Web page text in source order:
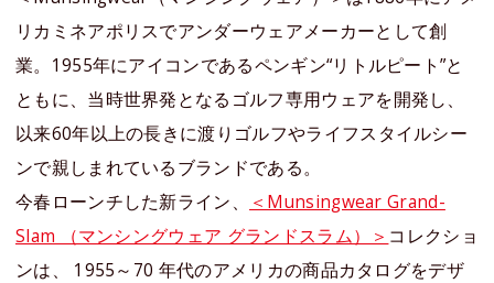
リカミネアポリスでアンダーウェアメーカーとして創
業。1955年にアイコンであるペンギン“リトルピート”と
ともに、当時世界発となるゴルフ専用ウェアを開発し、
以来60年以上の長きに渡りゴルフやライフスタイルシー
ンで親しまれているブランドである。
今春ローンチした新ライン、
＜Munsingwear Grand-
Slam （マンシングウェア グランドスラム）＞ コレクショ
ンは、 1955～70 年代のアメリカの商品カタログをデザ